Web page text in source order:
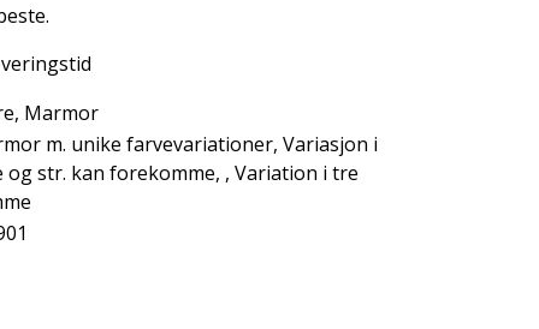
Marmor
m. unike farvevariationer, Variasjon i
og str. kan forekomme, , Variation i tre